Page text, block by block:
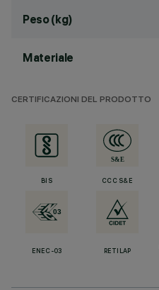
Peso (kg)
Materiale
CERTIFICAZIONI DEL PRODOTTO
BIS CCC S&E
ENEC-03 RETILAP